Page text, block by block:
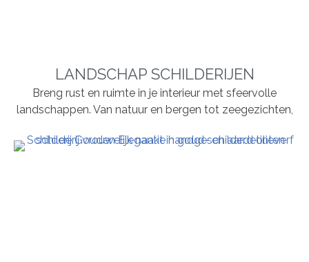
LANDSCHAP SCHILDERIJEN
Breng rust en ruimte in je interieur met sfeervolle
landschappen. Van natuur en bergen tot zeegezichten,